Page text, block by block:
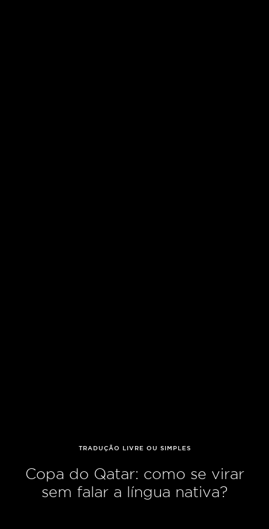
TRADUÇÃO LIVRE OU SIMPLES
Copa do Qatar: como se virar
sem falar a língua nativa?